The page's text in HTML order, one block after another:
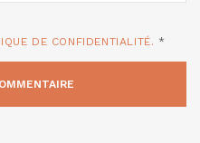
DE CONFIDENTIALITÉ. *